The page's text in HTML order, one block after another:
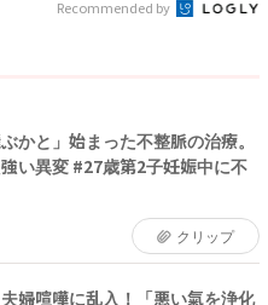
Recommended by
ぶかと」始まった不整脈の治療。
い異変 #27歳第2子妊娠中に不
クリップ
婦喧嘩に乱入！「悪い氣を浄化